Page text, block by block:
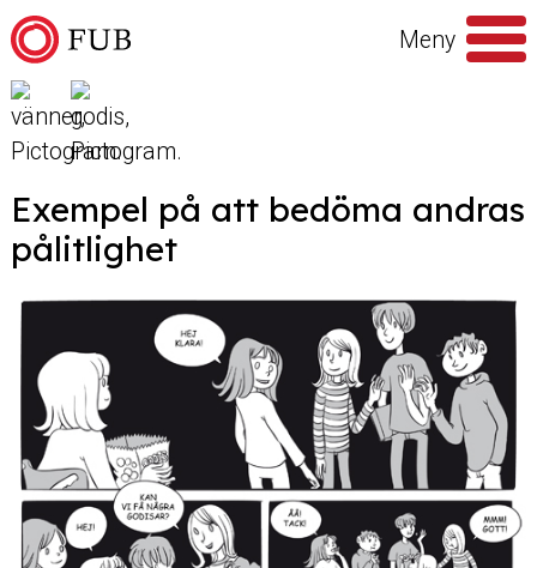
Hoppa till innehåll
Meny
Sök
efter
Exempel på att bedöma andras
pålitlighet